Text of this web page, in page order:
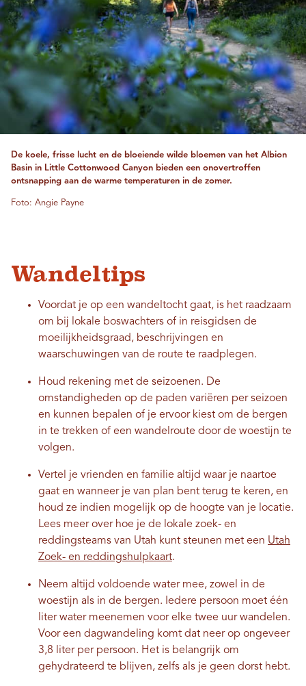
De koele, frisse lucht en de bloeiende wilde bloemen van het Albion
Basin in Little Cottonwood Canyon bieden een onovertroffen
ontsnapping aan de warme temperaturen in de zomer.
Foto: Angie Payne
Wandeltips
Voordat je op een wandeltocht gaat, is het raadzaam
om bij lokale boswachters of in reisgidsen de
moeilijkheidsgraad, beschrijvingen en
waarschuwingen van de route te raadplegen.
Houd rekening met de seizoenen. De
omstandigheden op de paden variëren per seizoen
en kunnen bepalen of je ervoor kiest om de bergen
in te trekken of een wandelroute door de woestijn te
volgen.
Vertel je vrienden en familie altijd waar je naartoe
gaat en wanneer je van plan bent terug te keren, en
houd ze indien mogelijk op de hoogte van je locatie.
Lees meer over hoe je de lokale zoek- en
reddingsteams van Utah kunt steunen met een Utah
Zoek- en reddingshulpkaart.
Neem altijd voldoende water mee, zowel in de
woestijn als in de bergen. Iedere persoon moet één
liter water meenemen voor elke twee uur wandelen.
Voor een dagwandeling komt dat neer op ongeveer
3,8 liter per persoon. Het is belangrijk om
gehydrateerd te blijven, zelfs als je geen dorst hebt.